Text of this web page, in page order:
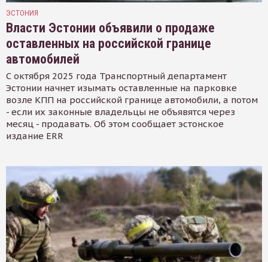
ЭСТОНИЯ
Власти Эстонии объявили о продаже
оставленных на российской границе
автомобилей
С октября 2025 года Транспортный департамент
Эстонии начнет изымать оставленные на парковке
возле КПП на российской границе автомобили, а потом
- если их законные владельцы не объявятся через
месяц - продавать. Об этом сообщает эстонское
издание ERR